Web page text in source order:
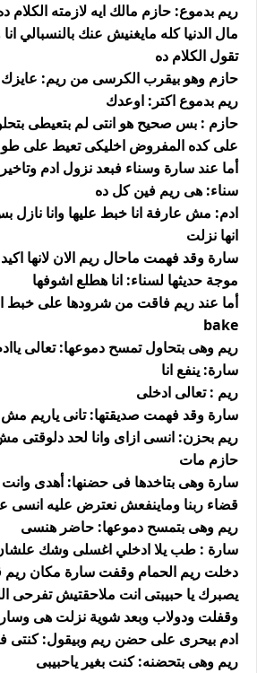
ريم بدموع: حازم مالك ايه لازمته
مال الدنيا كله مايغنيش عنك بالنسبالي
تقول الكلام ده
حازم وهو بيقرب الكرسى من ريم: عايزك
ريم بدموع اكتر: اوعدك
حازم : بس صحيح هو انتى لم بتعيطى
على كده المفروض اخليكى تعيط على
أما عند سارة وسناء فبعد نزول ادم
سناء: هى ريم فين كل ده
ادم: مش عارفة انا خبط عليها وانا
انها نزلت
سارة وقد فهمت ماحال ريم الان لانها
موجة حديثها لسناء: انا هطلع اشوفها
أما عند ريم فاقت من شرودها على خبط
bake
ريم وهى بتحاول تمسح دموعها: تعالى
سارة: ينفع انا
ريم : تعالى ادخلى
سارة وقد فهمت صديقتها: تانى ياريم مش
ريم بحزن: انسى ازاى وانا لحد دلوقتى
حازم مات
سارة وهى بتاخدها فى حضنها: أهدى
قضاء ربنا وماينفعش نعترض عليه انسى
ريم وهى بتمسح دموعها: حاضر هنسى
سارة : طب يلا ادخلي اغسلى وشك
دخلت ريم الحمام وقفت سارة مكان ريم
يصبرك يا حبيبتى انت ملاحقتيش تفرحى
وقفلت ودولاب وبعد شوية نزلت هى
ادم بيحرى على حضن ريم وبيقول: كنتى
ريم وهى بتحضنه: كنت بغير ياحبيبى